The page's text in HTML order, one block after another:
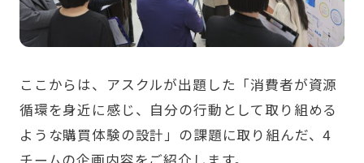
ここからは、アスクルが出題した「消費者が資源
循環を身近に感じ、自分の行動として取り組める
ような購買体験の設計」の課題に取り組んだ、4